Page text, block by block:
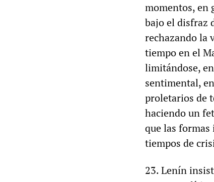
momentos, en
bajo el disfraz
rechazando la
tiempo en el
limitándose,
sentimental,
proletarios de
haciendo un
que las
tiempos de
23. Lenín